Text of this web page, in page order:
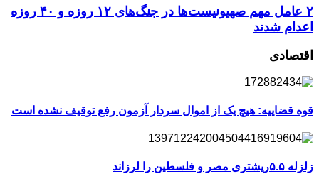
۲ عامل مهم صهیونیست‌ها در جنگ‌های ۱۲ روزه و ۴۰ روزه
اعدام شدند
اقتصادی
قوه قضاییه: هیچ یک از اموال سردار آزمون رفع توقیف نشده است
زلزله ۵.۵ریشتری مصر و فلسطین را لرزاند